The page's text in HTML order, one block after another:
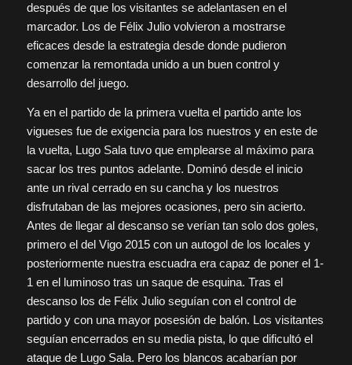
después de que los visitantes se adelantasen en el
marcador. Los de Félix Julio volvieron a mostrarse
eficaces desde la estrategia desde donde pudieron
comenzar la remontada unido a un buen control y
desarrollo del juego.
Ya en el partido de la primera vuelta el partido ante los
vigueses fue de exigencia para los nuestros y en este de
la vuelta, Lugo Sala tuvo que emplearse al máximo para
sacar los tres puntos adelante. Dominó desde el inicio
ante un rival cerrado en su cancha y los nuestros
disfrutaban de las mejores ocasiones, pero sin acierto.
Antes de llegar al descanso se verían tan solo dos goles,
primero el del Vigo 2015 con un autogol de los locales y
posteriormente nuestra escuadra era capaz de poner el 1-
1 en el luminoso tras un saque de esquina. Tras el
descanso los de Félix Julio seguían con el control de
partido y con una mayor posesión de balón. Los visitantes
seguían encerrados en su media pista, lo que dificultó el
ataque de Lugo Sala. Pero los blancos acabarían por